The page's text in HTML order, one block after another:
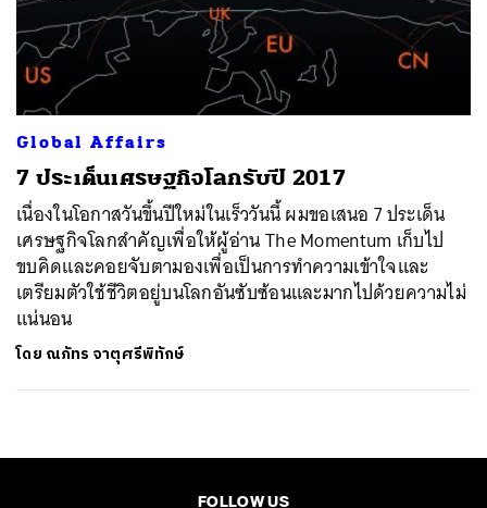
Global Affairs
7 ประเด็นเศรษฐกิจโลกรับปี 2017
เนื่องในโอกาสวันขึ้นปีใหม่ในเร็ววันนี้ ผมขอเสนอ 7 ประเด็น
เศรษฐกิจโลกสำคัญเพื่อให้ผู้อ่าน The Momentum เก็บไป
ขบคิดและคอยจับตามองเพื่อเป็นการทำความเข้าใจและ
เตรียมตัวใช้ชีวิตอยู่บนโลกอันซับซ้อนและมากไปด้วยความไม่
แน่นอน
โดย ณภัทร จาตุศรีพิทักษ์
FOLLOW US
ค้นหา
TWEET LINE